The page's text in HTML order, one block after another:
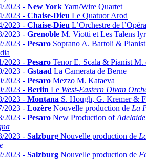
2023 - New YorkYarn/Wire Quartet
2023 - Chaise-Dieu Le Quatuor Arod
2023 - Chaise-Dieu L’Orchestre de
2023 - Grenoble M. Viotti et Les Talens
2023 - Pesaro Soprano A. Bartoli & Pianist
2023 - Pesaro Tenor E. Scala & Pianist M.
2023 - Gstaad La Camerata de Berne
2023 - Pesaro Mezzo M. Kataeva
2023 - Berlin Le West‑Eastern Divan
2023 - Montana S. Hough, G. Kremer &
2023 - Lozère Nouvelle production de La
2023 - Pesaro New Production of
2023 - Salzburg Nouvelle production de
2023 - Salzburg Nouvelle production de